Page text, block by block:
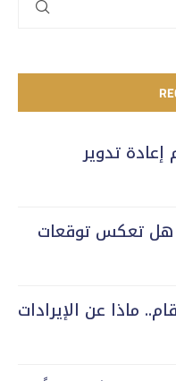
تدوير
هل تعكس توقعات
ماذا عن الإيرادات